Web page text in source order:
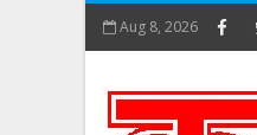
Aug 8, 2026